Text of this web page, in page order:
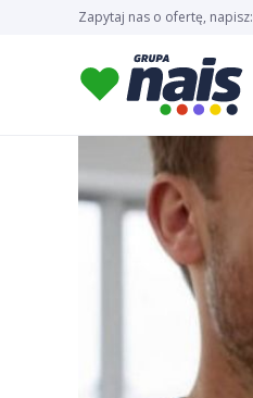
Zapytaj nas o ofertę, napisz: